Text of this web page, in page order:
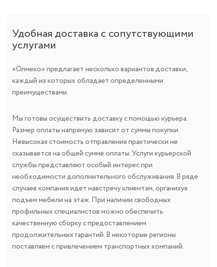
Удобная доставка с сопутствующими
услугами
«Олмеко» предлагает несколько вариантов доставки,
каждый из которых обладает определенными
преимуществами.
Мы готовы осуществить доставку с помощью курьера.
Размер оплаты напрямую зависит от суммы покупки.
Невысокая стоимость отправления практически не
сказывается на общей сумме оплаты. Услуги курьерской
службы представляют особый интерес при
необходимости дополнительного обслуживания. В ряде
случаев компания идет навстречу клиентам, организуя
подъем мебели на этаж. При наличии свободных
профильных специалистов можно обеспечить
качественную сборку с предоставлением
продолжительных гарантий. В некоторые регионы
поставляем с привлечением транспортных компаний.